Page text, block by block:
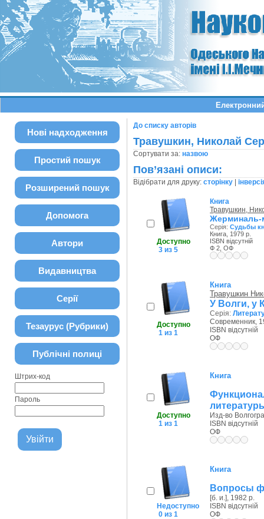
Нові надходження
Простий пошук
Розширений пошук
Допомога
Автори
Видавництва
Серії
Тезаурус (Рубрики)
Публічні полиці
Штрих-код
Пароль
До списку авторів
Травушкин, Николай
Сортувати за:назвою
Пов’язані описи:
Відібрати для друку:сторінку |
Доступно
3 из 5
Книга
Травушкин,
Жерминаль-
Серія:Судьбы
Книга, 1979 р.
ISBN відсутній
Ф 2, ОФ
Доступно
1 из 1
Книга
Травушкин
У Волги, у
Серія:
Современник,
ISBN відсутній
ОФ
Доступно
1 из 1
Книга
Изд-во
ISBN відсутній
ОФ
Недоступно
0 из 1
Книга
Вопросы
[б. и.], 1982 р.
ISBN відсутній
ОФ